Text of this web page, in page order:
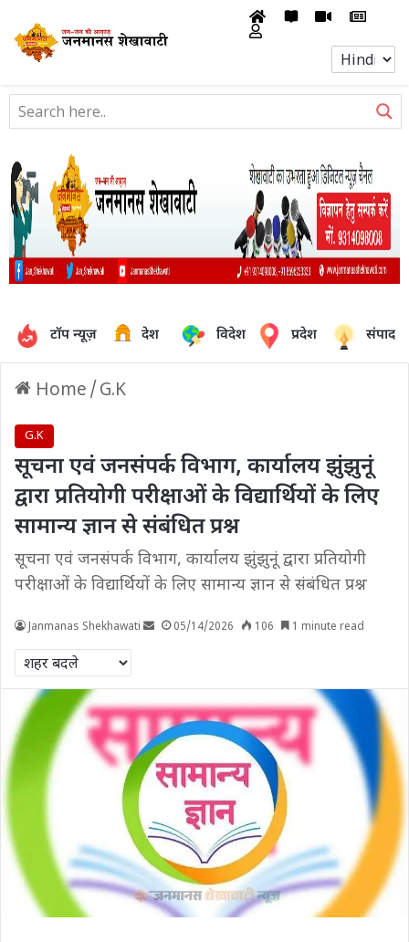
टॉप न्यूज़ देश विदेश प्रदेश
Home / G.K
G.K
सूचना एवं जनसंपर्क विभाग, कार्यालय झुंझुनूं
द्वारा प्रतियोगी परीक्षाओं के विद्यार्थियों के लिए
सामान्य ज्ञान से संबंधित प्रश्न
सूचना एवं जनसंपर्क विभाग, कार्यालय झुंझुनूं द्वारा प्रतियोगी
परीक्षाओं के विद्यार्थियों के लिए सामान्य ज्ञान से संबंधित प्रश्न
Janmanas Shekhawati 05/14/2026 106 1 minute read